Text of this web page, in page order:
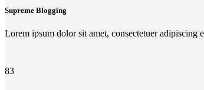
Supreme Blogging
Lorem ipsum dolor sit amet, consectetuer
83